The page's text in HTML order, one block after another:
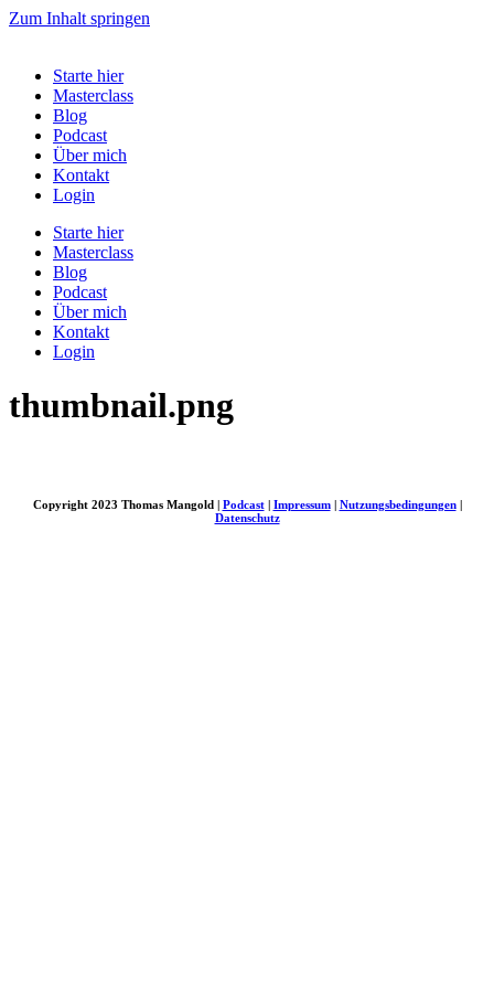
Zum Inhalt springen
Starte hier
Masterclass
Blog
Podcast
Über mich
Kontakt
Login
Starte hier
Masterclass
Blog
Podcast
Über mich
Kontakt
Login
thumbnail.png
Copyright 2023 Thomas Mangold | Podcast| Impressum| Nutzungsbedingungen|
Datenschutz